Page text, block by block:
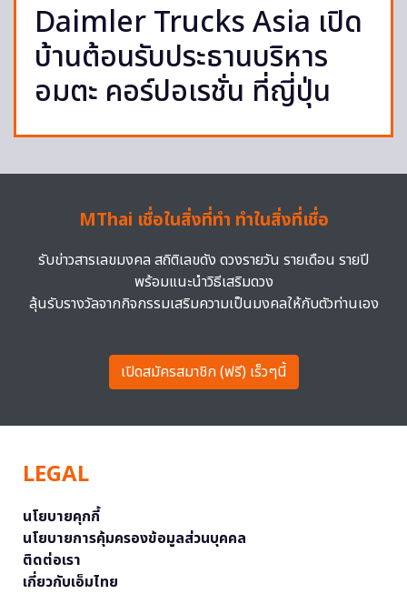
Daimler Trucks Asia เปิด
บ้านต้อนรับประธานบริหาร
อมตะ คอร์ปอเรชั่น ที่ญี่ปุ่น
MThai เชื่อในสิ่งที่ทำ ทำในสิ่งที่เชื่อ
รับข่าวสารเลขมงคล สถิติเลขดัง ดวงรายวัน รายเดือน รายปี
พร้อมแนะนำวิธีเสริมดวง
ลุ้นรับรางวัลจากกิจกรรมเสริมความเป็นมงคลให้กับตัวท่านเอง
เปิดสมัครสมาชิก (ฟรี) เร็วๆนี้
LEGAL
นโยบายคุกกี้
นโยบายการคุ้มครองข้อมูลส่วนบุคคล
ติดต่อเรา
เกี่ยวกับเอ็มไทย